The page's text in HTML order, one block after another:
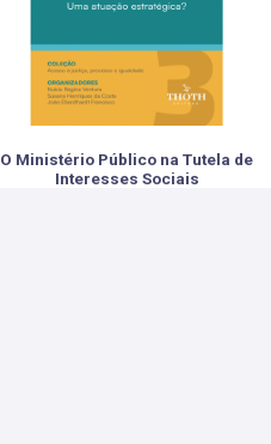
O Ministério Público na Tutela de
Interesses Sociais